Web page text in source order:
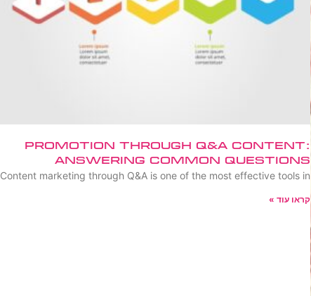
Promotion Through Q&A Content:
Answering Common Questions
Content marketing through Q&A is one of the most effective tools in
קראו עוד »